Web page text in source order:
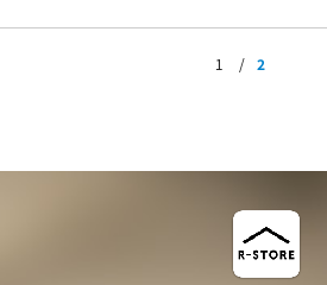
1 2